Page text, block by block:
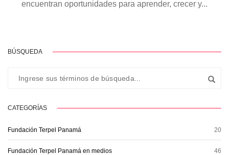
encuentran oportunidades para aprender, crecer y...
BÚSQUEDA
CATEGORÍAS
Fundación Terpel Panamá 20
Fundación Terpel Panamá en medios 46